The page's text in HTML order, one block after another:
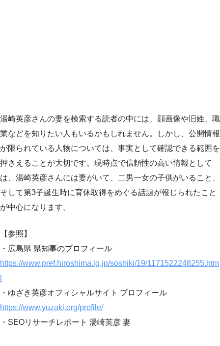
湯崎英彦さんの妻を検索する読者の中には、顔画像や旧姓、職
業などを知りたい人もいるかもしれません。しかし、公開情報
が限られている人物については、事実として確認できる範囲を
押さえることが大切です。現時点で信頼性の高い情報として
は、湯崎英彦さんには妻がいて、二男一女の子供がいること、
そして第3子誕生時に育休取得をめぐる話題が報じられたこと
が中心になります。
【参照】
・広島県 県知事のプロフィール
https://www.pref.hiroshima.lg.jp/soshiki/19/1171522248255.htm
・ゆざき英彦オフィシャルサイト プロフィール
https://www.yuzaki.org/profile/
・SEOリサーチレポート 湯崎英彦 妻